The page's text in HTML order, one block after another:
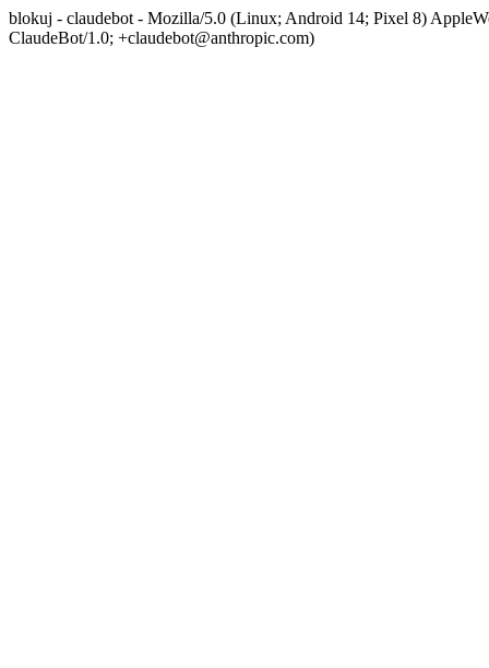
blokuj - claudebot - Mozilla/5.0 (Linux; Android 14; Pixel 8)
ClaudeBot/1.0; +claudebot@anthropic.com)